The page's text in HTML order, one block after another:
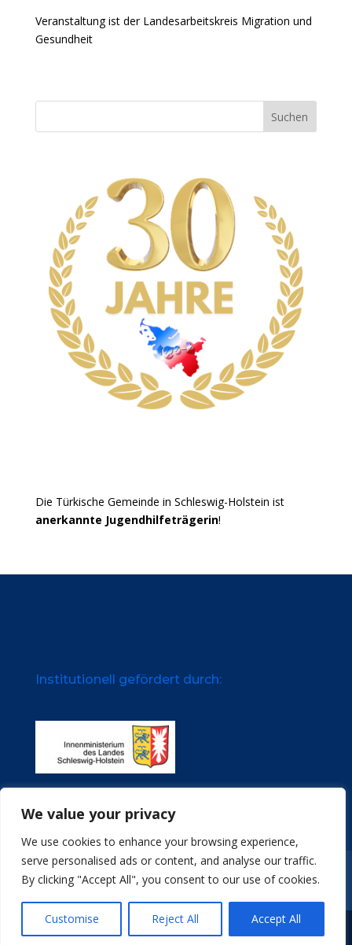
We value your privacy
We use cookies to enhance your browsing experience,
serve personalised ads or content, and analyse our traffic.
By clicking "Accept All", you consent to our use of cookies.
Customise Reject All Accept All
Veranstaltung ist der Landesarbeitskreis Migration und
Gesundheit
Suchen
Die Türkische Gemeinde in Schleswig-Holstein ist
anerkannte Jugendhilfeträgerin!
Institutionell gefördert durch:
Impressum Datenschutz
Stellenangebote
© Türkische Gemeinde in Schleswig-Holstein e.V.